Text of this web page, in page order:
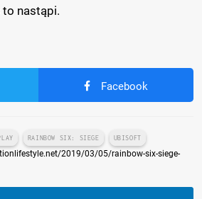
to nastąpi.
Facebook
RAINBOW SIX: SIEGE UBISOFT
2019/03/05/rainbow-six-siege-